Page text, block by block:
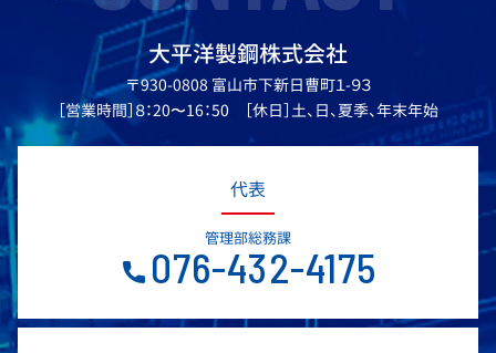
大平洋製鋼株式会社
〒930-0808 富山市下新日曹町１-９３
［営業時間］８：20〜16：50 ［休日］土、日、夏季、年末年始
代表
管理部総務課
076-432-4175